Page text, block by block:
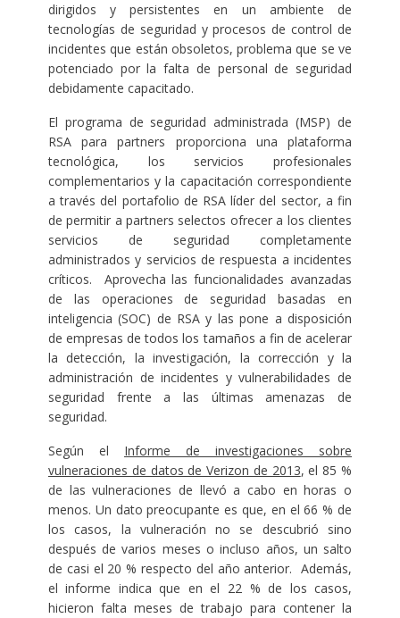
dirigidos y persistentes en un ambiente de
tecnologías de seguridad y procesos de control de
incidentes que están obsoletos, problema que se ve
potenciado por la falta de personal de seguridad
debidamente capacitado.
El programa de seguridad administrada (MSP) de
RSA para partners proporciona una plataforma
tecnológica, los servicios profesionales
complementarios y la capacitación correspondiente
a través del portafolio de RSA líder del sector, a fin
de permitir a partners selectos ofrecer a los clientes
servicios de seguridad completamente
administrados y servicios de respuesta a incidentes
críticos. Aprovecha las funcionalidades avanzadas
de las operaciones de seguridad basadas en
inteligencia (SOC) de RSA y las pone a disposición
de empresas de todos los tamaños a fin de acelerar
la detección, la investigación, la corrección y la
administración de incidentes y vulnerabilidades de
seguridad frente a las últimas amenazas de
seguridad.
Según el Informe de investigaciones sobre
vulneraciones de datos de Verizon de 2013, el 85 %
de las vulneraciones de llevó a cabo en horas o
menos. Un dato preocupante es que, en el 66 % de
los casos, la vulneración no se descubrió sino
después de varios meses o incluso años, un salto
de casi el 20 % respecto del año anterior. Además,
el informe indica que en el 22 % de los casos,
hicieron falta meses de trabajo para contener la